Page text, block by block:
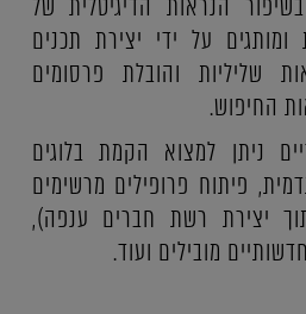
על ידי יצירת תכנים
שליליות והובלת פרסומים
החיפוש.
ניתן למצוא הקמת בלוגים
פיתוח פרופילים מרשימים
יצירת רשת חברים ענפה),
מובילים ועוד.